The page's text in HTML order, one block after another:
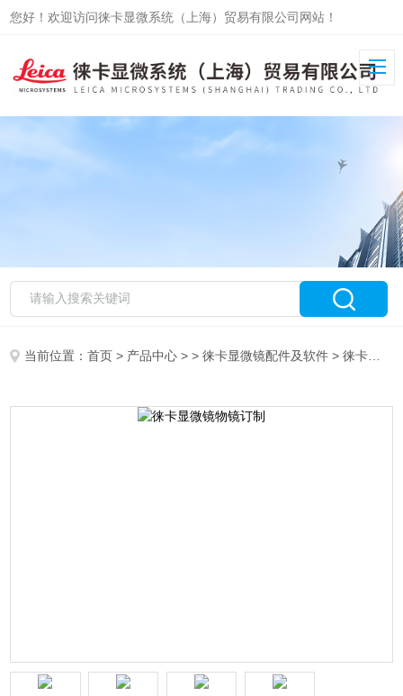
您好！欢迎访问徕卡显微系统（上海）贸易有限公司网站！
当前位置：首页 > 产品中心 > >徕卡显微镜配件及软件 > 徕卡显微镜物镜订制